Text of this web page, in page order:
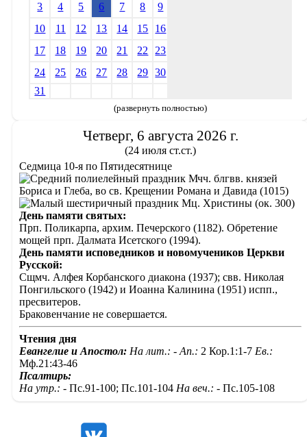
3
4 5 6 7 8
9
10
11 12 13 14 15
16
17
18 19 20 21 22
23
24
25 26 27 28 29
30
31
(развернуть полностью)
Четверг, 6 августа 2026 г.
(24 июля ст.ст.)
Седмица 10-я по Пятидесятнице
Мчч. блгвв. князей
Бориса и Глеба, во св. Крещении Романа и Давида (1015)
Мц. Христины (ок. 300)
День памяти святых:
Прп. Поликарпа, архим. Печерского (1182). Обретение
мощей прп. Далмата Исетского (1994).
День памяти исповедников и новомучеников Церкви
Русской:
Сщмч. Алфея Корбанского диакона (1937); свв. Николая
Понгильского (1942) и Иоанна Калинина (1951) испп.,
пресвитеров.
Браковенчание не совершается.
Чтения дня
Евангелие и Апостол: На лит.: - Ап.: 2 Кор.1:1-7 Ев.:
Мф.21:43-46
Псалтирь:
На утр.: - Пс.91-100; Пс.101-104 На веч.: - Пс.105-108